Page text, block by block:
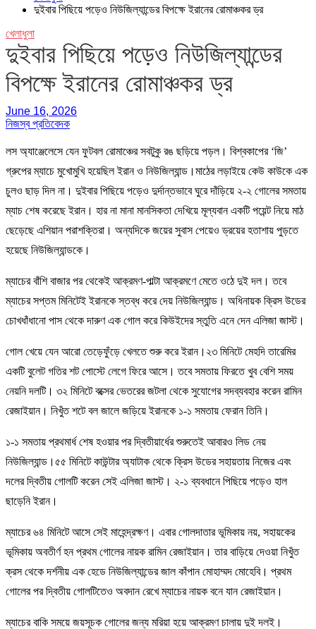
দুইবার পিছিয়ে পড়েও নিউজিল্যান্ডের বিপক্ষে ইরানের রোমাঞ্চকর ড্র
খেলাধুলা
দুইবার পিছিয়ে পড়েও নিউজিল্যান্ডের
বিপক্ষে ইরানের রোমাঞ্চকর ড্র
June 16, 2026
নিজস্ব প্রতিবেদক
লস অ্যাঞ্জেলেসে যেন ফুটবল রোমাঞ্চের সবটুকু রঙ ছড়িয়ে পড়ল। বিশ্বকাপের ‘জি’
গ্রুপের ম্যাচে মুখোমুখি হয়েছিল ইরান ও নিউজিল্যান্ড।মাঠের লড়াইয়ে কেউ কাউকে এক
চুলও ছাড় দিল না। দুইবার পিছিয়ে পড়েও দুর্দান্তভাবে ঘুরে দাঁড়িয়ে ২-২ গোলের সমতায়
ম্যাচ শেষ করেছে ইরান। হার না মানা মানসিকতা দেখিয়ে মূল্যবান একটি পয়েন্ট নিয়ে মাঠ
ছেড়েছে এশিয়ান পরাশক্তিরা। অন্যদিকে জয়ের সুবাস পেয়েও ড্রয়ের হতাশায় পুড়তে
হয়েছে নিউজিল্যান্ডকে।
ম্যাচের বাঁশি বাজার পর থেকেই আক্রমণ-পাল্টা আক্রমণে মেতে ওঠে দুই দল। তবে
ম্যাচের সপ্তম মিনিটেই ইরানকে স্তব্ধ করে দেয় নিউজিল্যান্ড। অধিনায়ক ক্রিস উডের
চোখধাঁধানো পাস থেকে দারুণ এক গোল করে কিউইদের স্তুতি এনে দেন এলিজা জাস্ট।
গোল খেয়ে যেন আরো তেড়েফুঁড়ে খেলতে শুরু করে ইরান।২৩ মিনিটে মেহদি তারেমির
একটি বুলেট গতির শট পোস্টে লেগে ফিরে আসে। তবে সমতায় ফিরতে খুব বেশি সময়
নেয়নি দলটি। ৩২ মিনিটে বক্সের ভেতরের জটলা থেকে সুযোগের সদব্যবহার করেন রামিন
রেজাইয়ান। নিখুঁত শটে বল জালে জড়িয়ে ইরানকে ১-১ সমতায় ফেরান তিনি।
১-১ সমতায় প্রথমার্ধ শেষ হওয়ার পর দ্বিতীয়ার্ধের শুরুতেই আবারও লিড নেয়
নিউজিল্যান্ড।৫৫ মিনিটে কাউন্টার অ্যাটাক থেকে ক্রিস উডের সহায়তায় নিজের এবং
দলের দ্বিতীয় গোলটি করেন সেই এলিজা জাস্ট। ২-১ ব্যবধানে পিছিয়ে পড়েও হাল
ছাড়েনি ইরান।
ম্যাচের ৬৪ মিনিটে আসে সেই মাহেন্দ্রক্ষণ। এবার গোলদাতার ভূমিকায় নয়, সহায়কের
ভূমিকায় অবতীর্ণ হন প্রথম গোলের নায়ক রামিন রেজাইয়ান। তার বাড়িয়ে দেওয়া নিখুঁত
ক্রস থেকে দর্শনীয় এক হেডে নিউজিল্যান্ডের জাল কাঁপান মোহাম্মদ মোহেবি। প্রথম
গোলের পর দ্বিতীয় গোলটিতেও অবদান রেখে ম্যাচের নায়ক বনে যান রেজাইয়ান।
ম্যাচের বাকি সময়ে জয়সূচক গোলের জন্য মরিয়া হয়ে আক্রমণ চালায় দুই দলই।